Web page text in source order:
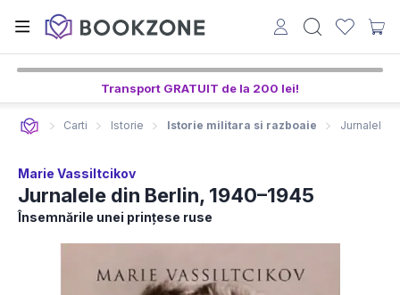
Transport GRATUIT de la 200 lei!
Carti Istorie Istorie militara si razboaie Jurnalele
Marie Vassiltcikov
Jurnalele din Berlin, 1940–1945
Însemnările unei prințese ruse